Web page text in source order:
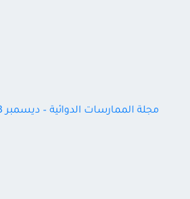
مجلة الممارسات الدوائية – ديسمبر 2023